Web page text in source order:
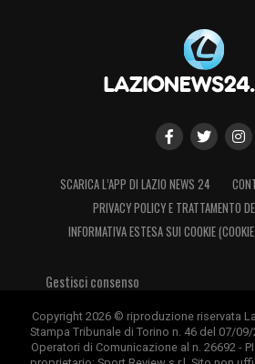
SCARICA L’APP DI LAZIO NEWS 24
PRIVACY POLICY E TRATTAMENTO
INFORMATIVA ESTESA SUI COOKIE
Gestisci consenso
Copyright 2026 © riproduzione riservata
Stampa Tribunale di Torino n. 46 del 07/
Operatori di Comunicazione al n. 26692 -